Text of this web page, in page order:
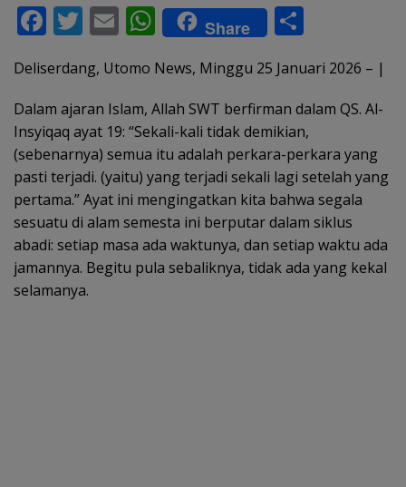
F
e
b
o
o
k
T
itt
er
E
ai
l
W
h
at
s
A
p
p
Share
ar
e
Deliserdang, Utomo News, Minggu 25 Januari 2026 – |
Dalam ajaran Islam, Allah SWT berfirman dalam QS. Al-
Insyiqaq ayat 19: “Sekali-kali tidak demikian,
(sebenarnya) semua itu adalah perkara-perkara yang
pasti terjadi. (yaitu) yang terjadi sekali lagi setelah yang
pertama.” Ayat ini mengingatkan kita bahwa segala
sesuatu di alam semesta ini berputar dalam siklus
abadi: setiap masa ada waktunya, dan setiap waktu ada
jamannya. Begitu pula sebaliknya, tidak ada yang kekal
selamanya.